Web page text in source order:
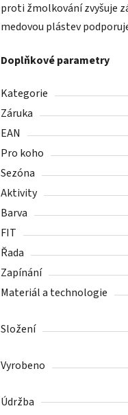
proti žmolkování zvyšuje
medovou plástev
Doplňkové parametry
Kategorie
Záruka
EAN
Pro koho
Sezóna
Aktivity
Barva
FIT
Řada
Zapínání
Materiál a technologie
Složení
Vyrobeno
Údržba